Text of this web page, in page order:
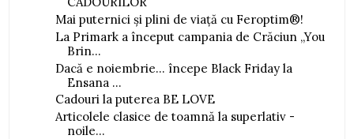
Mai puternici și plini de viață cu Feroptim®!
La Primark a început campania de Crăciun „You
Brin...
Dacă e noiembrie... începe Black Friday la
Ensana ...
Cadouri la puterea BE LOVE
Articolele clasice de toamnă la superlativ -
noile...